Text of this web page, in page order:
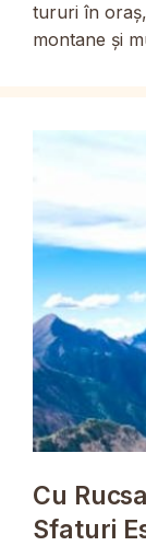
tururi în
montane și
Cu
Sfaturi